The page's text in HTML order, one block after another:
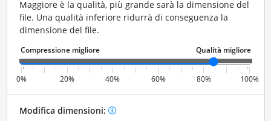
Maggiore è la qualità, più grande sarà la dimensione del
file. Una qualità inferiore ridurrà di conseguenza la
dimensione del file.
0% 20% 40% 60% 80% 100%
Modifica dimensioni: